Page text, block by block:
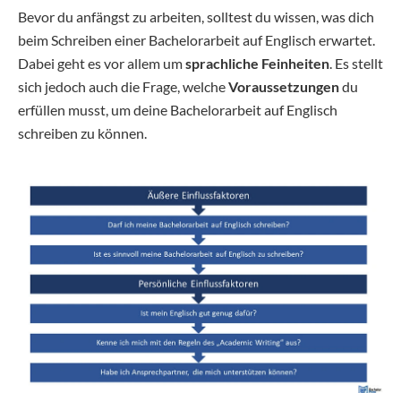
Bevor du anfängst zu arbeiten, solltest du wissen, was dich
beim Schreiben einer Bachelorarbeit auf Englisch erwartet.
Dabei geht es vor allem umsprachliche Feinheiten . Es stellt
sich jedoch auch die Frage, welcheVoraussetzungendu
erfüllen musst, um deine Bachelorarbeit auf Englisch
schreiben zu können.